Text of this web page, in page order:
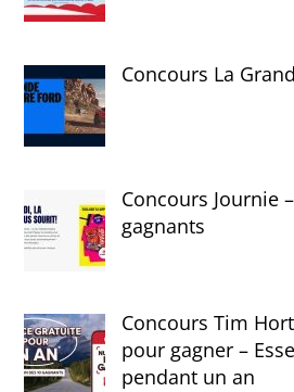
Concours La
Concours Journie
gagnants
Concours Tim
pour gagner –
pendant un an